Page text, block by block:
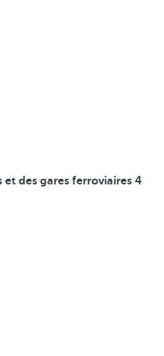
des gares ferroviaires 4